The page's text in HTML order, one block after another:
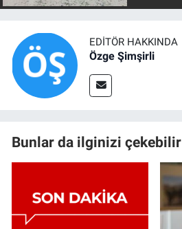
EDITÖR HAKKINDA
Özge Şimşirli
Bunlar da ilginizi çekebilir